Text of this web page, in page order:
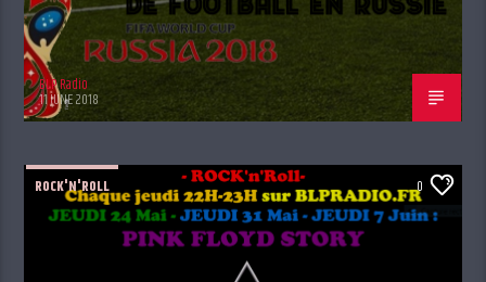
BLP Radio
11 JUNE 2018
ROCK'N'ROLL 0